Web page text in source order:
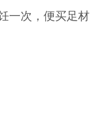
一次，便买足材